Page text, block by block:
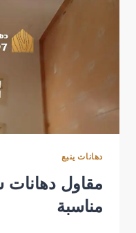
دهانات ينبع
مقاول دهانات
مناسبة